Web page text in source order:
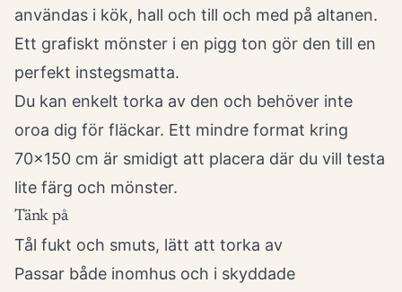
användas i kök, hall och till och med på altanen.
Ett grafiskt mönster i en pigg ton gör den till en
perfekt instegsmatta.
Du kan enkelt torka av den och behöver inte
oroa dig för fläckar. Ett mindre format kring
70x150 cm är smidigt att placera där du vill testa
lite färg och mönster.
Tänk på
Tål fukt och smuts, lätt att torka av
Passar både inomhus och i skyddade